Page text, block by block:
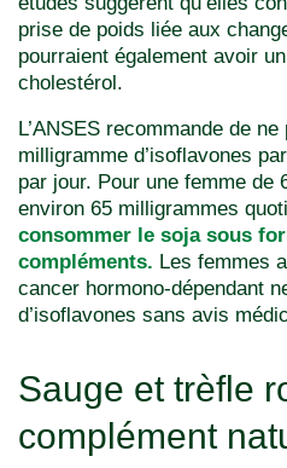
prise de poids liée aux
pourraient également avoir
cholestérol.
L’ANSES recommande de
milligramme d’isoflavones
par jour. Pour une femme de
environ 65 milligrammes
consommer le soja sous
compléments. Les femmes
cancer hormono-dépendant
d’isoflavones sans avis
Sauge et trèfle
complément